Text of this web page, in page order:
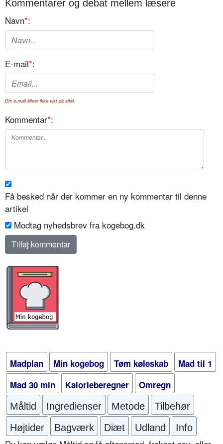
Kommentarer og debat mellem læsere
Navn*:
E-mail*:
Din e-mail bliver ikke vist på sitet.
Kommentar*:
Få besked når der kommer en ny kommentar til denne
artikel
Modtag nyhedsbrev fra kogebog.dk
Madplan Min kogebog Tøm køleskab
Mad til 1
Mad 30 min
Kalorieberegner Omregn
Måltid Ingredienser Metode
Tilbehør
Højtider
Bagværk Diæt Udland Info